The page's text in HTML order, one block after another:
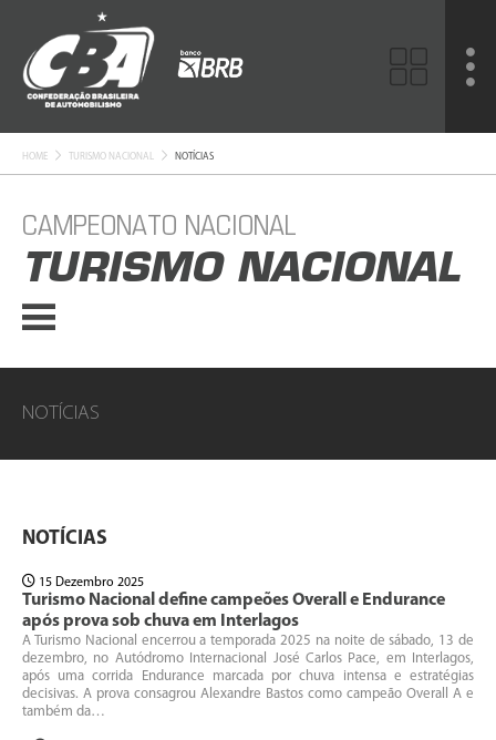
HOME TURISMO NACIONAL NOTÍCIAS
CAMPEONATO NACIONAL
TURISMO NACIONAL
NOTÍCIAS
NOTÍCIAS
15 Dezembro 2025
Turismo Nacional define campeões Overall e Endurance
após prova sob chuva em Interlagos
A Turismo Nacional encerrou a temporada 2025 na noite de sábado, 13 de
dezembro, no Autódromo Internacional José Carlos Pace, em Interlagos,
após uma corrida Endurance marcada por chuva intensa e estratégias
decisivas. A prova consagrou Alexandre Bastos como campeão Overall A e
também da…